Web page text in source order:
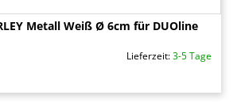
Metall Weiß Ø 6cm für DUOline
Lieferzeit:3-5 Tage